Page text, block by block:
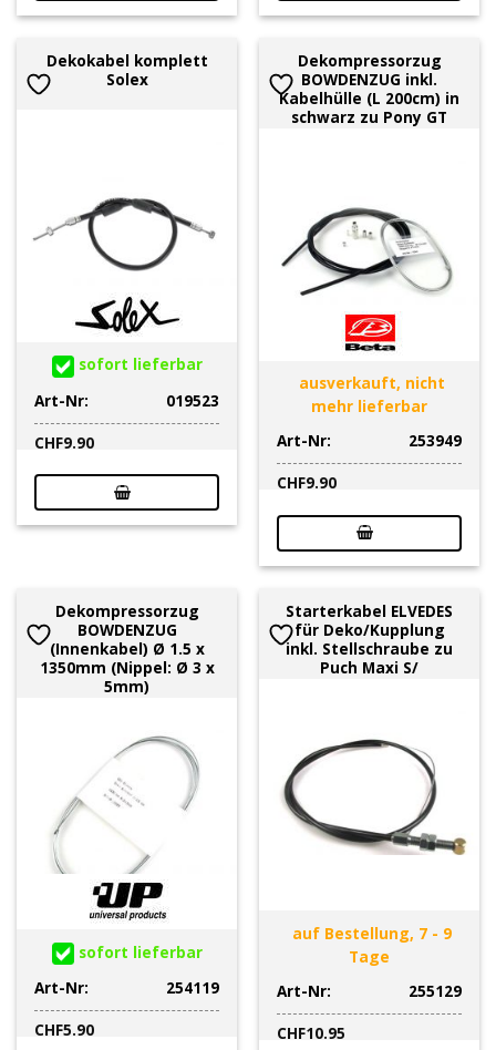
Dekokabel komplett
Solex
sofort lieferbar
Art-Nr:
019523
CHF9.90
Dekompressorzug
BOWDENZUG inkl.
Kabelhülle (L 200cm) in
schwarz zu Pony GT
ausverkauft, nicht
mehr lieferbar
Art-Nr:
253949
CHF9.90
Dekompressorzug
BOWDENZUG
(Innenkabel) Ø 1.5 x
1350mm (Nippel: Ø 3 x
5mm)
sofort lieferbar
Art-Nr:
254119
CHF5.90
Starterkabel ELVEDES
für Deko/Kupplung
inkl. Stellschraube zu
Puch Maxi S/
auf Bestellung, 7 - 9
Tage
Art-Nr:
255129
CHF10.95